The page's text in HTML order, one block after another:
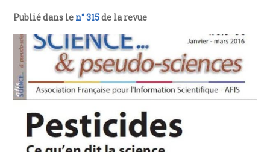
Publié dans le n° 315de la revue